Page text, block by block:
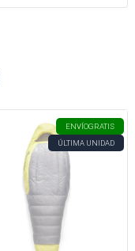
ENVÍOGRATIS
ÚLTIMA UNIDAD